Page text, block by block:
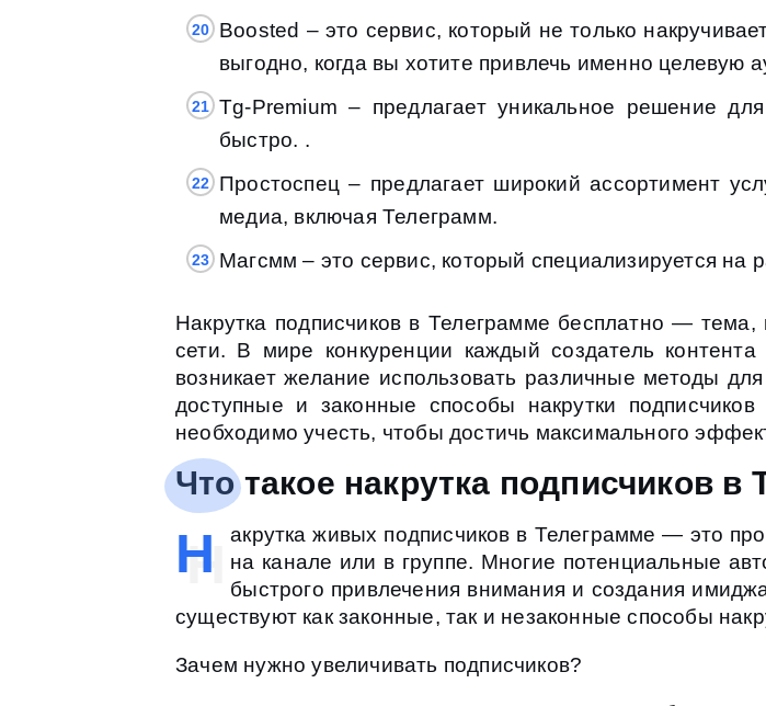
Boosted – это сервис, который не только
выгодно, когда вы хотите привлечь именно целевую
Tg-Premium – предлагает уникальное решение
быстро. .
Простоспец – предлагает широкий ассортимент
медиа, включая Телеграмм.
Магсмм – это сервис, который специализируется на
Накрутка подписчиков в Телеграмме бесплатно — тема,
сети. В мире конкуренции каждый создатель
возникает желание использовать различные методы
доступные и законные способы накрутки
необходимо учесть, чтобы достичь максимального
Что такое накрутка подписчиков в
Н
акрутка живых подписчиков в Телеграмме — это
на канале или в группе. Многие потенциальные
быстрого привлечения внимания и создания
существуют как законные, так и незаконные способы
Зачем нужно увеличивать подписчиков?